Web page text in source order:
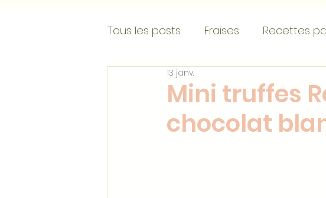
Tous les posts Fraises Recettes
Crèmes glacées
Crèmes/mousses...
Mini truffes
chocolat
13 janv.